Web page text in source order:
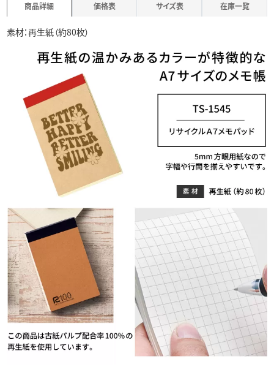
商品詳細 価格表 サイズ表 在庫一覧
素材：再生紙（約80枚）